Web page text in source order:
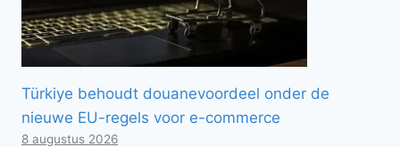
Türkiye behoudt douanevoordeel onder de
nieuwe EU-regels voor e-commerce
8 augustus 2026